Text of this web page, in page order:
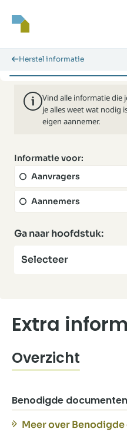
Herstel informatie
Vind alle informatie die
je alles weet wat nodig
eigen aannemer.
Informatie voor:
Aanvragers
Aannemers
Ga naar hoofdstuk:
Selecteer
Offertetraject
Herstellen van schade
Extra
Overzicht
Benodigde
Meer over